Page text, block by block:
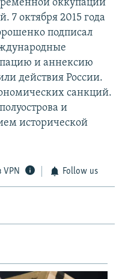
оккупации
7 октября 2015 года
подписал
и аннексию
действия России.
санкций.
и
исторической
VPN Follow us